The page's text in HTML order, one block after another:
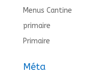
Menus Cantine
primaire
Primaire
Méta